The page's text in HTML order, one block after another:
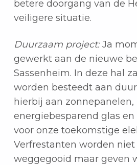
betere doorgang van de
veiligere situatie.
Duurzaam project:Ja
gewerkt aan de nieuwe
Sassenheim. In deze hal
worden besteedt aan
hierbij aan zonnepanelen,
energiebesparend glas en
voor onze toekomstige
Verfrestanten worden
weggegooid maar geven